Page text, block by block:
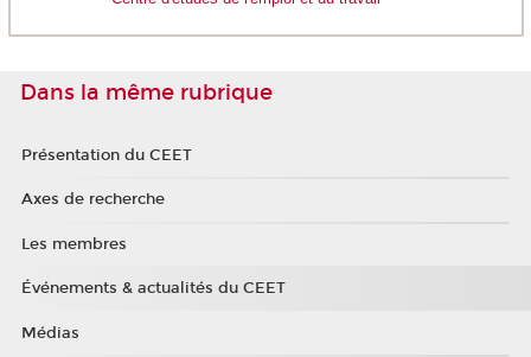
Dans la même rubrique
Présentation du CEET
Axes de recherche
Les membres
Événements & actualités du CEET
Médias